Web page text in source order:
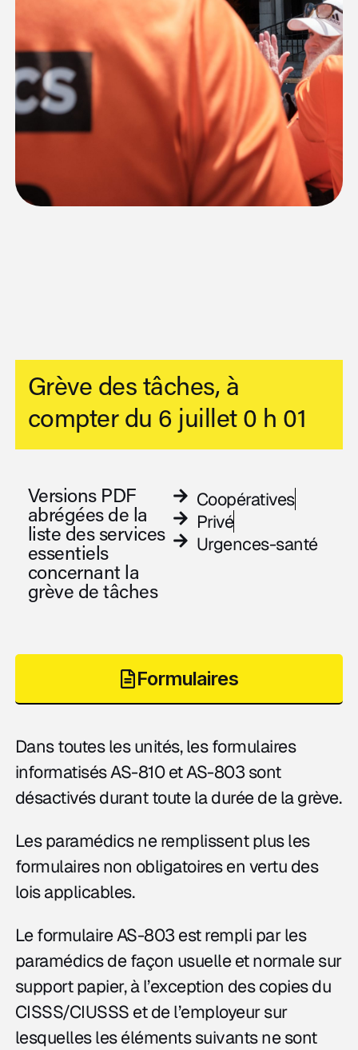
Grève des tâches, à
compter du 6 juillet 0 h 01
Versions PDF
abrégées de la
liste des services
essentiels
concernant la
grève de tâches
Coopératives
Privé
Urgences-santé
Formulaires
Dans toutes les unités, les formulaires
informatisés AS-810 et AS-803 sont
désactivés durant toute la durée de la grève.
Les paramédics ne remplissent plus les
formulaires non obligatoires en vertu des
lois applicables.
Le formulaire AS-803 est rempli par les
paramédics de façon usuelle et normale sur
support papier, à l’exception des copies du
CISSS/CIUSSS et de l’employeur sur
lesquelles les éléments suivants ne sont